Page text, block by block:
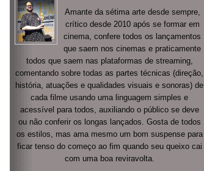
Amante da sétima arte desde sempre,
crítico desde 2010 após se formar em
cinema, confere todos os lançamentos
que saem nos cinemas e praticamente
todos que saem nas plataformas de streaming,
comentando sobre todas as partes técnicas (direção,
história, atuações e qualidades visuais e sonoras) de
cada filme usando uma linguagem simples e
acessível para todos, auxiliando o público se deve
ou não conferir os longas lançados. Gosta de todos
os estilos, mas ama mesmo um bom suspense para
ficar tenso do começo ao fim quando seu queixo cai
com uma boa reviravolta.